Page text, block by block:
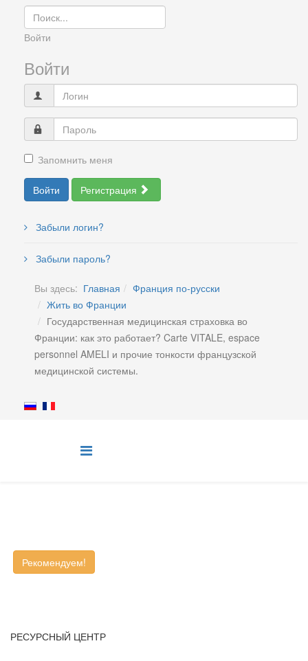
Войти
Войти
Запомнить меня
Войти Регистрация
Забыли логин?
Забыли пароль?
Вы здесь: Главная
Франция по-русски
Жить во Франции
Государственная медицинская страховка во
Франции: как это работает? Carte VITALE, espace
personnel AMELI и прочие тонкости французской
медицинской системы.
Рекомендуем!
РЕСУРСНЫЙ ЦЕНТР